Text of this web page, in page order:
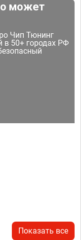
может
Чип Тюнинг
в 50+ городах РФ
Показать все